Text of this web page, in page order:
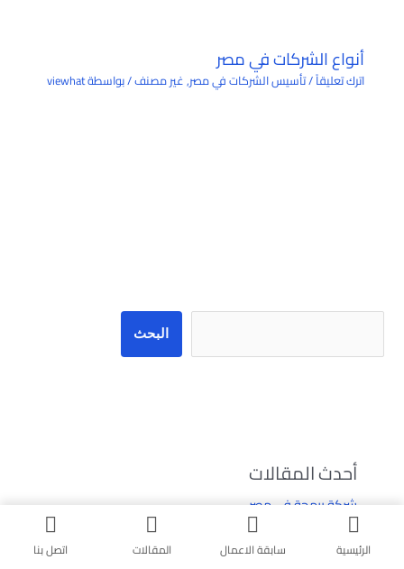
أنواع الشركات في مصر
اترك تعليقاً/تأسيس الشركات في مصر,غير مصنف/ بواسطةviewhat
البحث
أحدث المقالات
شركة برمجة في مصر
شركة برمجة في طنطا
شركة برمجة في العين بالإمارات
الرئيسية سابقة الاعمال المقالات اتصل بنا